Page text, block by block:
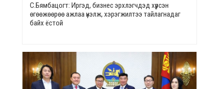
С.Бямбацогт: Иргэд, бизнес эрхлэгчдэд хүрсэн
өгөөжөөрөө ажлаа үнэлж, хэрэгжилтээ тайлагнадаг
байх ёстой